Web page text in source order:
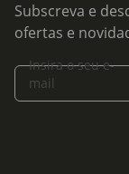
Subscreva e
ofertas e
Insira o seu e-
mail